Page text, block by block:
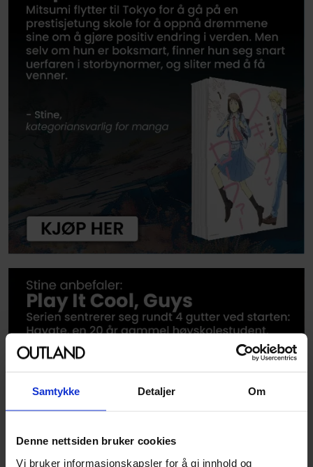
Samtykke Detaljer Om
Denne nettsiden bruker cookies
Vi bruker informasjonskapsler for å gi innhold og